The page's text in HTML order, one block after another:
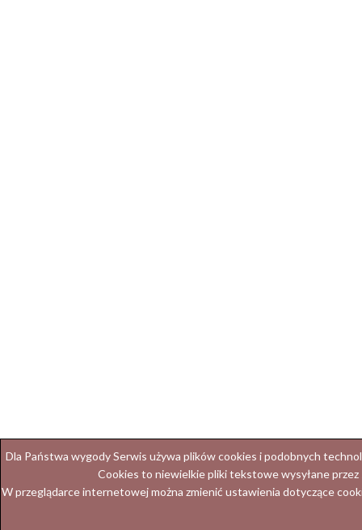
Dla Państwa wygody Serwis używa plików cookies i podobnych
Cookies to niewielkie pliki tekstowe wysyłane
W przeglądarce internetowej można zmienić ustawienia dotyczące